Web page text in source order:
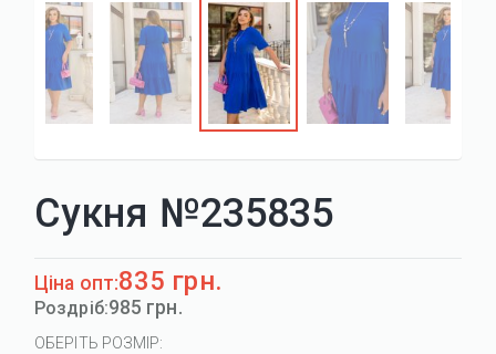
Сукня №235835
Ціна опт:835 грн.
Роздріб:985 грн.
ОБЕРІТЬ РОЗМІР: